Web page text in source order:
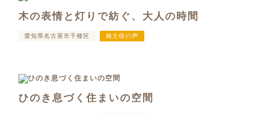
木の表情と灯りで紡ぐ、大人の時間
愛知県名古屋市千種区 施主様の声
ひのき息づく住まいの空間